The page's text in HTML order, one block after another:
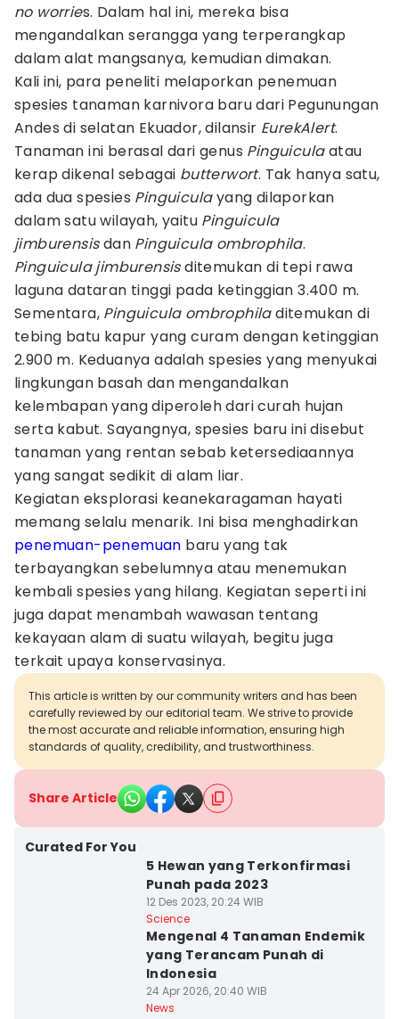
no worries. Dalam hal ini, mereka bisa
mengandalkan serangga yang terperangkap
dalam alat mangsanya, kemudian dimakan.
Kali ini, para peneliti melaporkan penemuan
spesies tanaman karnivora baru dari Pegunungan
Andes di selatan Ekuador, dilansir EurekAlert.
Tanaman ini berasal dari genus Pinguiculaatau
kerap dikenal sebagai butterwort. Tak hanya satu,
ada dua spesies Pinguiculayang dilaporkan
dalam satu wilayah, yaitu Pinguicula
jimburensisdan Pinguicula ombrophila.
Pinguicula jimburensisditemukan di tepi rawa
laguna dataran tinggi pada ketinggian 3.400 m.
Sementara, Pinguicula ombrophiladitemukan di
tebing batu kapur yang curam dengan ketinggian
2.900 m. Keduanya adalah spesies yang menyukai
lingkungan basah dan mengandalkan
kelembapan yang diperoleh dari curah hujan
serta kabut. Sayangnya, spesies baru ini disebut
tanaman yang rentan sebab ketersediaannya
yang sangat sedikit di alam liar.
Kegiatan eksplorasi keanekaragaman hayati
memang selalu menarik. Ini bisa menghadirkan
penemuan-penemuan baru yang tak
terbayangkan sebelumnya atau menemukan
kembali spesies yang hilang. Kegiatan seperti ini
juga dapat menambah wawasan tentang
kekayaan alam di suatu wilayah, begitu juga
terkait upaya konservasinya.
This article is written by our community writers and has been
carefully reviewed by our editorial team. We strive to provide
the most accurate and reliable information, ensuring high
standards of quality, credibility, and trustworthiness.
Share Article
Curated For You
5 Hewan yang Terkonfirmasi
Punah pada 2023
12 Des 2023, 20:24 WIB
Science
Mengenal 4 Tanaman Endemik
yang Terancam Punah di
Indonesia
24 Apr 2026, 20:40 WIB
News